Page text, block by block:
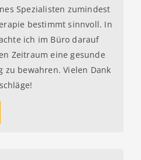
Spezialisten zumindest
bestimmt sinnvoll. In
ich im Büro darauf
Zeitraum eine gesunde
zu bewahren. Vielen Dank